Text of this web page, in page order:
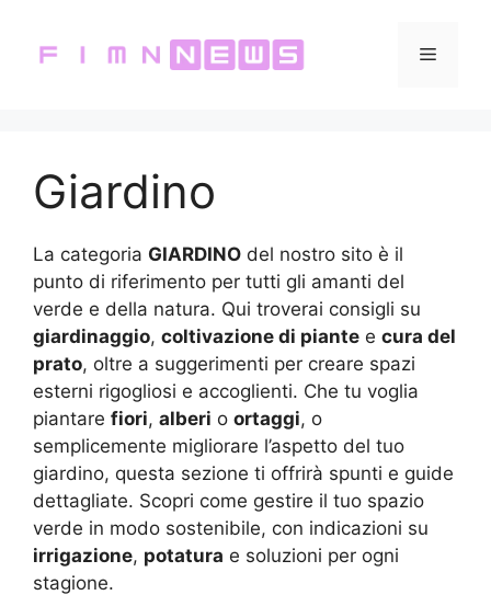
contenuto
Menu
Giardino
La categoria GIARDINO del nostro sito è il
punto di riferimento per tutti gli amanti del
verde e della natura. Qui troverai consigli su
giardinaggio, coltivazione di piante e cura del
prato, oltre a suggerimenti per creare spazi
esterni rigogliosi e accoglienti. Che tu voglia
piantare fiori, alberi o ortaggi, o
semplicemente migliorare l’aspetto del tuo
giardino, questa sezione ti offrirà spunti e guide
dettagliate. Scopri come gestire il tuo spazio
verde in modo sostenibile, con indicazioni su
irrigazione, potatura e soluzioni per ogni
stagione.